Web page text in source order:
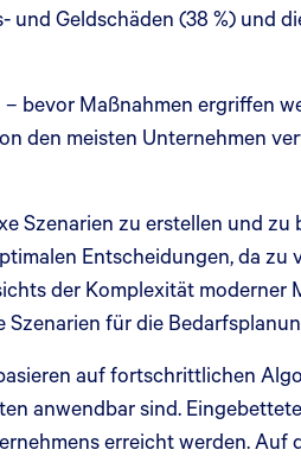
Geldschäden (38 %) und
bevor Maßnahmen ergriffen
den meisten Unternehmen
Szenarien zu erstellen und zu
Entscheidungen, da zu
der Komplexität moderner
für die
auf fortschrittlichen
anwendbar sind.
erreicht werden. Auf